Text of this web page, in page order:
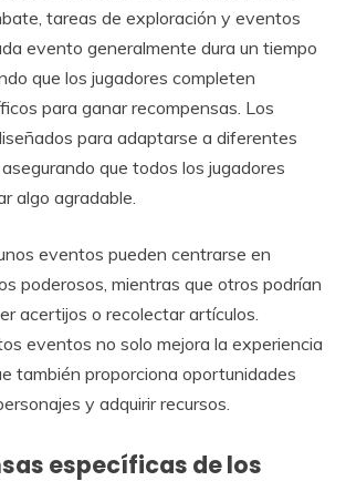
tareas de exploración y eventos
evento generalmente dura un tiempo
que los jugadores completen
para ganar recompensas. Los
para adaptarse a diferentes
que todos los jugadores
algo agradable.
eventos pueden centrarse en
poderosos, mientras que otros podrían
acertijos o recolectar artículos.
eventos no solo mejora la experiencia
también proporciona oportunidades
y adquirir recursos.
específicas de los